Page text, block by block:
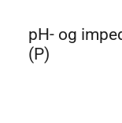
pH- og
(P)